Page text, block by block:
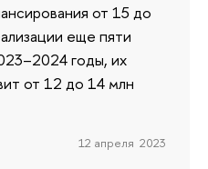
от 15 до
еще пяти
годы, их
от 12 до 14 млн
12 апреля 2023